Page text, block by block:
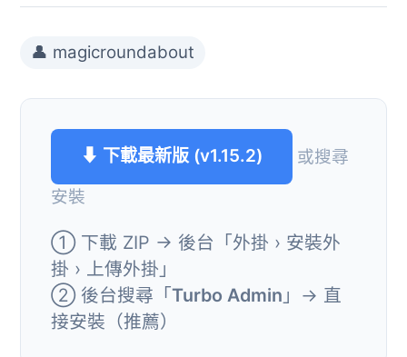
👤 magicroundabout
⬇ 下載最新版 (v1.15.2)
或搜尋
安裝
① 下載 ZIP → 後台「外掛 › 安裝外
掛 › 上傳外掛」
② 後台搜尋「Turbo Admin 」→ 直
接安裝（推薦）